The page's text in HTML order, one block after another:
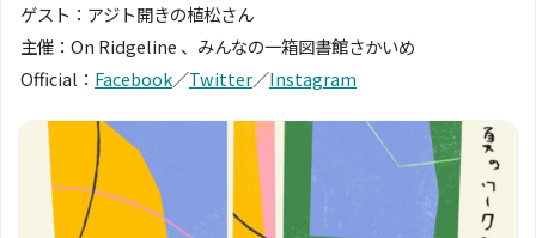
ゲスト：アジト開きの植松さん
主催：On Ridgeline 、みんなの一箱図書館さかいめ
Official： Facebook／Twitter／Instagram